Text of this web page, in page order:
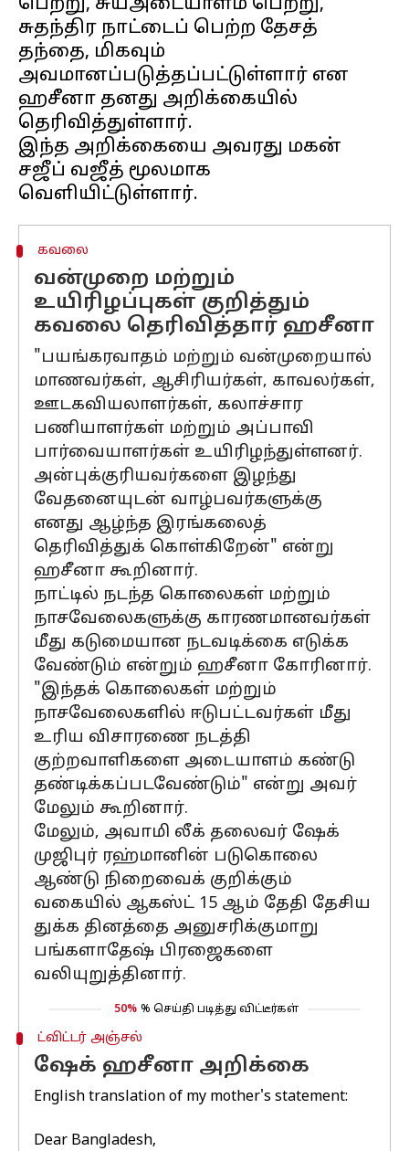
பெற்று, சுயஅடையாளம் பெற்று,
சுதந்திர நாட்டைப் பெற்ற தேசத்
தந்தை, மிகவும்
அவமானப்படுத்தப்பட்டுள்ளார் என
ஹசீனா தனது அறிக்கையில்
தெரிவித்துள்ளார்.
இந்த அறிக்கையை அவரது மகன்
சஜீப் வஜீத் மூலமாக
கவலை
வன்முறை மற்றும்
உயிரிழப்புகள் குறித்தும்
கவலை தெரிவித்தார் ஹசீனா
"பயங்கரவாதம் மற்றும் வன்முறையால்
மாணவர்கள், ஆசிரியர்கள், காவலர்கள்,
ஊடகவியலாளர்கள், கலாச்சார
பணியாளர்கள் மற்றும் அப்பாவி
பார்வையாளர்கள் உயிரிழந்துள்ளனர்.
அன்புக்குரியவர்களை இழந்து
வேதனையுடன் வாழ்பவர்களுக்கு
எனது ஆழ்ந்த இரங்கலைத்
தெரிவித்துக் கொள்கிறேன்" என்று
ஹசீனா கூறினார்.
நாட்டில் நடந்த கொலைகள் மற்றும்
நாசவேலைகளுக்கு காரணமானவர்கள்
மீது கடுமையான நடவடிக்கை எடுக்க
வேண்டும் என்றும் ஹசீனா கோரினார்.
"இந்தக் கொலைகள் மற்றும்
நாசவேலைகளில் ஈடுபட்டவர்கள் மீது
உரிய விசாரணை நடத்தி
குற்றவாளிகளை அடையாளம் கண்டு
தண்டிக்கப்படவேண்டும்" என்று அவர்
மேலும் கூறினார்.
மேலும், அவாமி லீக் தலைவர் ஷேக்
முஜிபுர் ரஹ்மானின் படுகொலை
ஆண்டு நிறைவைக் குறிக்கும்
வகையில் ஆகஸ்ட் 15 ஆம் தேதி தேசிய
துக்க தினத்தை அனுசரிக்குமாறு
பங்களாதேஷ் பிரஜைகளை
வலியுறுத்தினார்.
50% % செய்தி படித்து விட்டீர்கள்
ட்விட்டர் அஞ்சல்
ஷேக் ஹசீனா அறிக்கை
English translation of my mother's statement:
Dear Bangladesh,